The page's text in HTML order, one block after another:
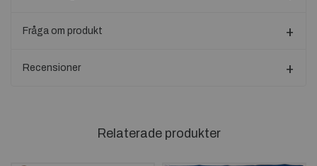
Fråga om produkt
Recensioner
Relaterade produkter